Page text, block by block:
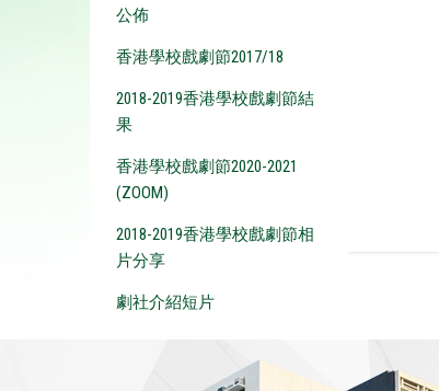
公佈
香港學校戲劇節2017/18
2018-2019香港學校戲劇節結
果
香港學校戲劇節2020-2021
(ZOOM)
2018-2019香港學校戲劇節相
片分享
劇社介紹短片